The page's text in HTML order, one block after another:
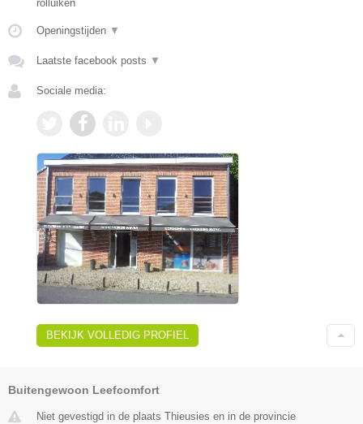
rolluiken
Openingstijden ▼
Laatste facebook posts ▼
Sociale media:
BEKIJK VOLLEDIG PROFIEL
Buitengewoon Leefcomfort
Niet gevestigd in de plaats Thieusies en in de provincie